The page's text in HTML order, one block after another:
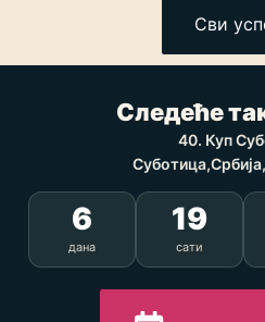
Сви
Следеће
40. Куп
6
дана
19
сати